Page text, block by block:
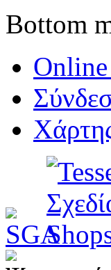
Bottom